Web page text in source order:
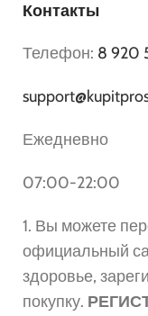
Контакты
Телефон: 8 920
Ежедневно
07:00-22:00
1. Вы можете
официальный
здоровье,
покупку.